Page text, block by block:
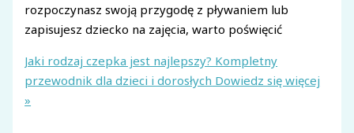
rozpoczynasz swoją przygodę z pływaniem lub
zapisujesz dziecko na zajęcia, warto poświęcić
Jaki rodzaj czepka jest najlepszy? Kompletny
przewodnik dla dzieci i dorosłych Dowiedz się więcej
»